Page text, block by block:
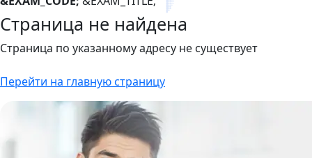
Страница не найдена
Страница по указанному адресу не существует
Перейти на главную страницу